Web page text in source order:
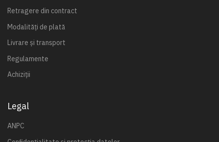
Retragere din contract
Modalități de plată
Livrare și transport
Regulamente
Achiziții
Legal
ANPC